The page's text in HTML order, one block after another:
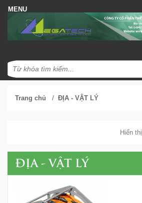
Trang chủ / ĐỊA - VẬT LÝ
Hiển thị
ĐỊA - VẬT LÝ